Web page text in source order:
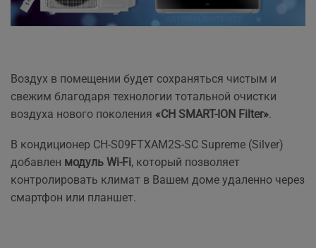
Воздух в помещении будет сохраняться чистым и
свежим благодаря технологии тотальной очистки
воздуха нового поколения «CH SMART-ION Filter».
В кондиционер CH-S09FTXAM2S-SC Supreme (Silver)
добавлен модуль Wi-Fi, который позволяет
контролировать климат в Вашем доме удаленно через
смартфон или планшет.